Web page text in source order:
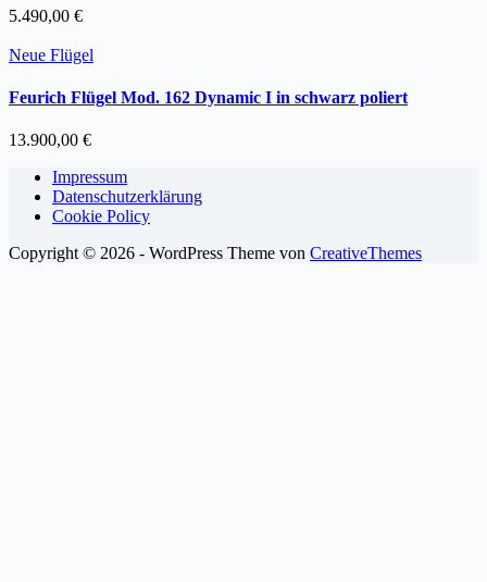
5.490,00 €
Neue Flügel
Feurich Flügel Mod. 162 Dynamic I in schwarz poliert
13.900,00 €
Impressum
Datenschutzerklärung
Cookie Policy
Copyright © 2026 - WordPress Theme von CreativeThemes